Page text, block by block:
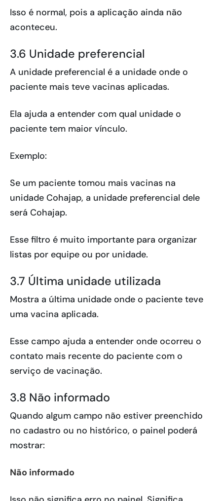
Isso é normal, pois a aplicação ainda não
aconteceu.
3.6 Unidade preferencial
A unidade preferencial é a unidade onde o
paciente mais teve vacinas aplicadas.
Ela ajuda a entender com qual unidade o
paciente tem maior vínculo.
Exemplo:
Se um paciente tomou mais vacinas na
unidade Cohajap, a unidade preferencial dele
será Cohajap.
Esse filtro é muito importante para organizar
listas por equipe ou por unidade.
3.7 Última unidade utilizada
Mostra a última unidade onde o paciente teve
uma vacina aplicada.
Esse campo ajuda a entender onde ocorreu o
contato mais recente do paciente com o
serviço de vacinação.
3.8 Não informado
Quando algum campo não estiver preenchido
no cadastro ou no histórico, o painel poderá
mostrar:
Não informado